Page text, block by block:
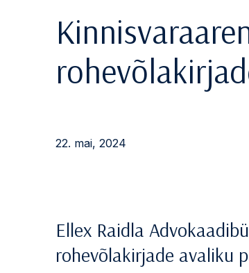
22. mai, 2024
Ellex Raidla
rohevõlakirjade avaliku